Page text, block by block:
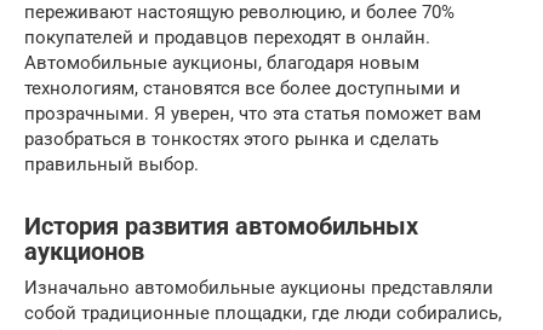
переживают настоящую революцию, и более 70%
покупателей и продавцов переходят в онлайн.
Автомобильные аукционы, благодаря новым
технологиям, становятся все более доступными и
прозрачными. Я уверен, что эта статья поможет вам
разобраться в тонкостях этого рынка и сделать
правильный выбор.
История развития автомобильных
аукционов
Изначально автомобильные аукционы представляли
собой традиционные площадки, где люди собирались,